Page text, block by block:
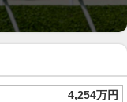
4,254万円